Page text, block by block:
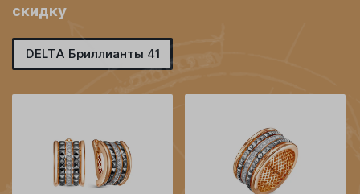
скидку
DELTA Бриллианты 41